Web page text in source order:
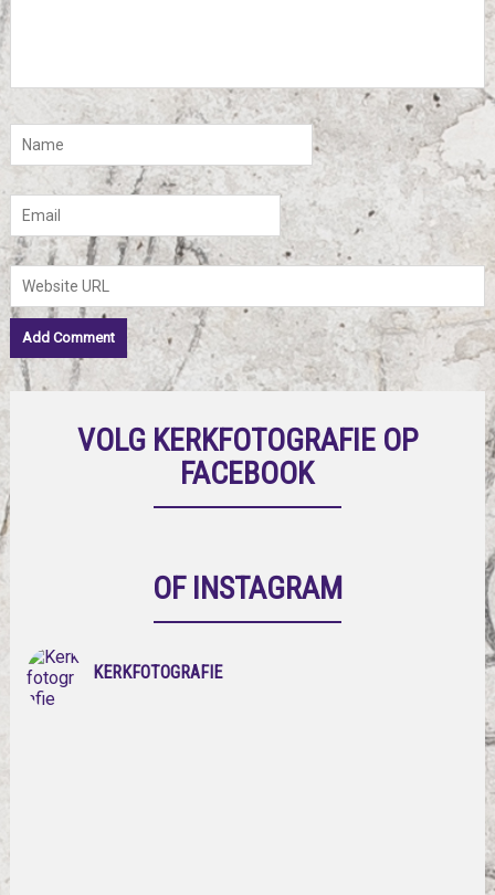
VOLG KERKFOTOGRAFIE OP
FACEBOOK
OF INSTAGRAM
KERKFOTOGRAFIE